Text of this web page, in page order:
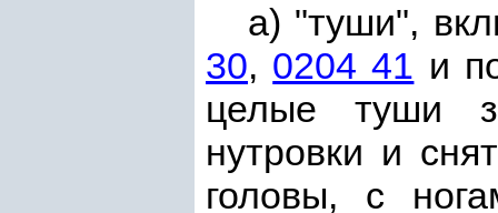
а) "туши",
30, 0204 41 и
целые туши
нутровки и
головы, с